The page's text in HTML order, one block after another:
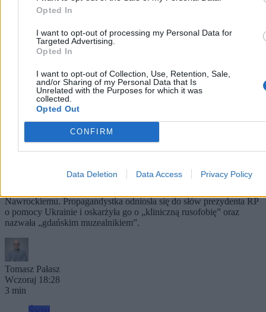
Opted In
I want to opt-out of processing my Personal Data for
Targeted Advertising.
Opted In
I want to opt-out of Collection, Use, Retention, Sale,
and/or Sharing of my Personal Data that Is
Unrelated with the Purposes for which it was
collected.
Opted Out
CONFIRM
Data Deletion Data Access Privacy Policy
Moskwa atakuje Nawrockiego. „Gdański
Rzeczniczka rosyjskiego Ministerstwa Spraw Zagranicznych Marija
Nawrockiemu. Propagandystka odniosła się do słów prezydenta RP
o pomocy Ukrainie i oskarżyła go o „kliniczną rusofobię” oraz
nazwała „gdańskim muzealnikiem”.
Tomasz Pałasz
Wczoraj 18:28
3 min